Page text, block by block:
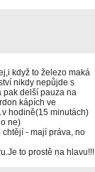
když to železo maká
nikdy nepůjde s
pak delší pauza na
kápích ve
hodině(15 minutách)
ne)
- mají práva, no
to prostě na hlavu!!!